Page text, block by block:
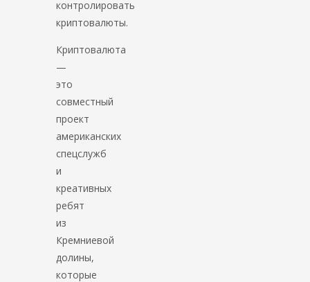
контролировать
криптовалюты.
Криптовалюта
—
это
совместный
проект
американских
спецслужб
и
креативных
ребят
из
Кремниевой
долины,
которые